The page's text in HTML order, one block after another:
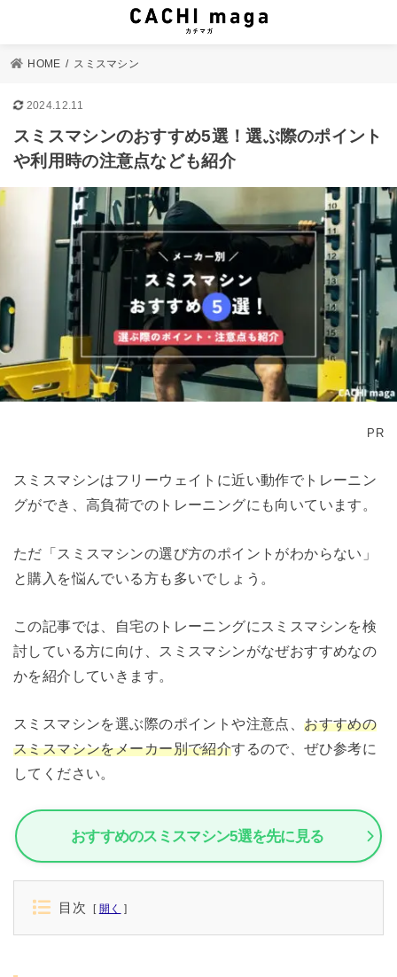
HOME スミスマシン
2024.12.11
スミスマシンのおすすめ5選！選ぶ際のポイント
や利用時の注意点なども紹介
PR
スミスマシンはフリーウェイトに近い動作でトレーニン
グができ、高負荷でのトレーニングにも向いています。
ただ「スミスマシンの選び方のポイントがわからない」
と購入を悩んでいる方も多いでしょう。
この記事では、自宅のトレーニングにスミスマシンを検
討している方に向け、スミスマシンがなぜおすすめなの
かを紹介していきます。
スミスマシンを選ぶ際のポイントや注意点、おすすめの
スミスマシンをメーカー別で紹介するので、ぜひ参考に
してください。
おすすめのスミスマシン5選を先に見る
目次 開く